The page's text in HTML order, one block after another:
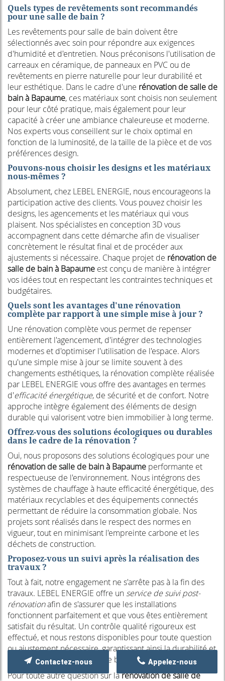
Quels types de revêtements sont recommandés
pour une salle de bain ?
Les revêtements pour salle de bain doivent être
sélectionnés avec soin pour répondre aux exigences
d'humidité et d'entretien. Nous préconisons l'utilisation de
carreaux en céramique, de panneaux en PVC ou de
revêtements en pierre naturelle pour leur durabilité et
leur esthétique. Dans le cadre d'une rénovation de salle de
bain à Bapaume, ces matériaux sont choisis non seulement
pour leur côté pratique, mais également pour leur
capacité à créer une ambiance chaleureuse et moderne.
Nos experts vous conseillent sur le choix optimal en
fonction de la luminosité, de la taille de la pièce et de vos
préférences design.
Pouvons-nous choisir les designs et les matériaux
nous-mêmes ?
Absolument, chez LEBEL ENERGIE, nous encourageons la
participation active des clients. Vous pouvez choisir les
designs, les agencements et les matériaux qui vous
plaisent. Nos spécialistes en conception 3D vous
accompagnent dans cette démarche afin de visualiser
concrètement le résultat final et de procéder aux
ajustements si nécessaire. Chaque projet de rénovation de
salle de bain à Bapaume est conçu de manière à intégrer
vos idées tout en respectant les contraintes techniques et
budgétaires.
Quels sont les avantages d'une rénovation
complète par rapport à une simple mise à jour ?
Une rénovation complète vous permet de repenser
entièrement l'agencement, d'intégrer des technologies
modernes et d'optimiser l'utilisation de l'espace. Alors
qu'une simple mise à jour se limite souvent à des
changements esthétiques, la rénovation complète réalisée
par LEBEL ENERGIE vous offre des avantages en termes
d'efficacité énergétique, de sécurité et de confort. Notre
approche intègre également des éléments de design
durable qui valorisent votre bien immobilier à long terme.
Offrez-vous des solutions écologiques ou durables
dans le cadre de la rénovation ?
Oui, nous proposons des solutions écologiques pour une
rénovation de salle de bain à Bapaume performante et
respectueuse de l'environnement. Nous intégrons des
systèmes de chauffage à haute efficacité énergétique, des
matériaux recyclables et des équipements connectés
permettant de réduire la consommation globale. Nos
projets sont réalisés dans le respect des normes en
vigueur, tout en minimisant l'empreinte carbone et les
déchets de construction.
Proposez-vous un suivi après la réalisation des
travaux ?
Tout à fait, notre engagement ne s'arrête pas à la fin des
travaux. LEBEL ENERGIE offre unservice de suivi post-
rénovationafin de s'assurer que les installations
fonctionnent parfaitement et que vous êtes entièrement
satisfait du résultat. Un contrôle qualité rigoureux est
effectué, et nous restons disponibles pour toute question
ou ajustement nécessaire, garantissant ainsi la durabilité et
la pérennité de votre salle de bain.
Pour toute autre question sur larénovation de salle de
Appelez-nous
Contactez-nous